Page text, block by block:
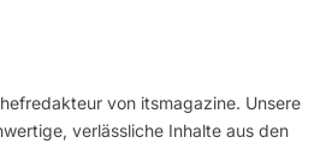
von itsmagazine. Unsere
verlässliche Inhalte aus den